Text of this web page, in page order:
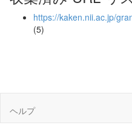
https://kaken.nii.ac.jp/
(5)
ヘルプ